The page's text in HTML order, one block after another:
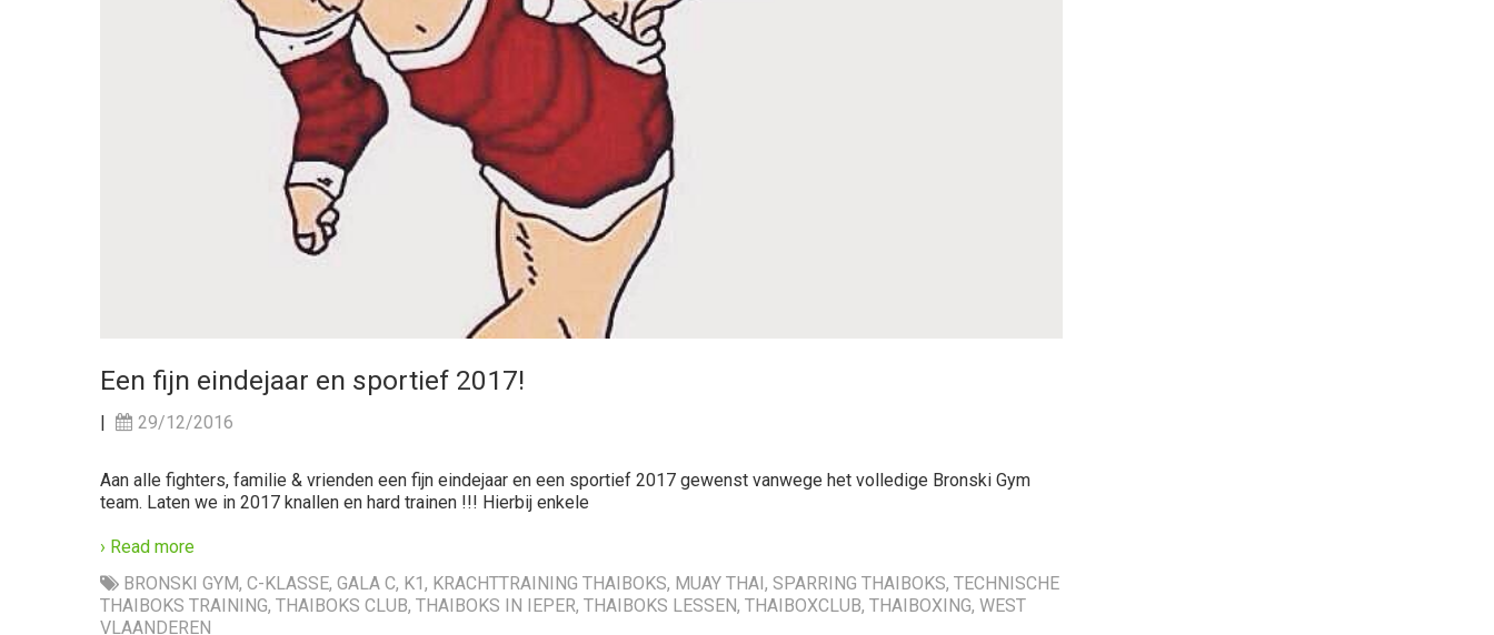
Een fijn eindejaar en sportief 2017!
| 29/12/2016
Aan alle fighters, familie & vrienden een fijn eindejaar en een sportief 2017 gewenst vanwege het volledige Bronski Gym
team. Laten we in 2017 knallen en hard trainen !!! Hierbij enkele
› Read more
BRONSKI GYM, C-KLASSE, GALA C, K1, KRACHTTRAINING THAIBOKS, MUAY THAI, SPARRING THAIBOKS, TECHNISCHE
THAIBOKS TRAINING, THAIBOKS CLUB, THAIBOKS IN IEPER, THAIBOKS LESSEN, THAIBOXCLUB, THAIBOXING, WEST
VLAANDEREN